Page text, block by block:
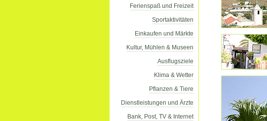
Ferienspaß und Freizeit
Sportaktivitäten
Einkaufen und Märkte
Kultur, Mühlen & Museen
Ausflugsziele
Klima & Wetter
Pflanzen & Tiere
Dienstleistungen und Ärzte
Bank, Post, TV & Internet